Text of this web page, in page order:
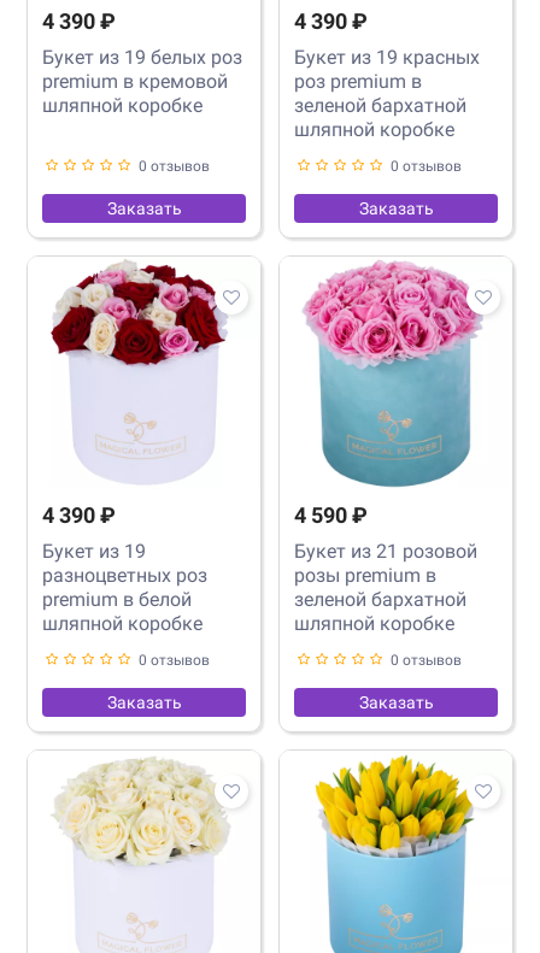
4 390 ₽
Букет из 19 белых роз
premium в кремовой
шляпной коробке
0 отзывов
Заказать
4 390 ₽
Букет из 19 красных
роз premium в
зеленой бархатной
шляпной коробке
0 отзывов
Заказать
4 390 ₽
Букет из 19
разноцветных роз
premium в белой
шляпной коробке
0 отзывов
Заказать
4 590 ₽
Букет из 21 розовой
розы premium в
зеленой бархатной
шляпной коробке
0 отзывов
Заказать